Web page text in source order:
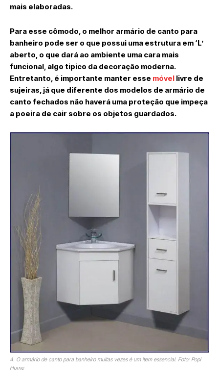
mais elaboradas.
Para esse cômodo, o melhor armário de canto para
banheiro pode ser o que possui uma estrutura em ‘L’
aberto, o que dará ao ambiente uma cara mais
funcional, algo tipico da decoração moderna.
Entretanto, é importante manter esse móvel livre de
sujeiras, já que diferente dos modelos de armário de
canto fechados não haverá uma proteção que impeça
a poeira de cair sobre os objetos guardados.
4. O armário de canto para banheiro muitas vezes é um item essencial. Foto: Popi
Home